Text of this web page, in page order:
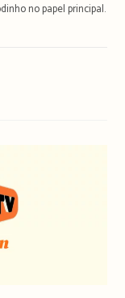
no papel principal.